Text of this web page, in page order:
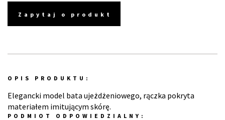
Zapytaj o produkt
OPIS PRODUKTU:
Elegancki model bata ujeżdżeniowego, rączka pokryta
materiałem imitującym skórę.
PODMIOT ODPOWIEDZIALNY: